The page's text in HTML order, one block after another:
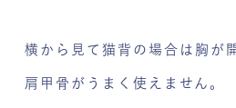
横から見て猫背の場合は胸が
肩甲骨がうまく使えません。